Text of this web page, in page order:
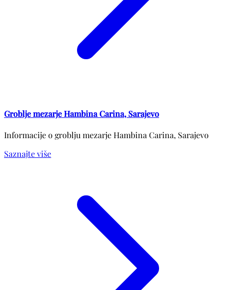
Groblje mezarje Hambina Carina, Sarajevo
Informacije o groblju mezarje Hambina Carina, Sarajevo
Saznajte više